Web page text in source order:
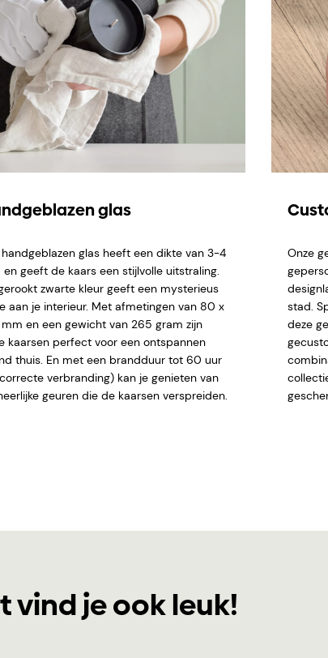
glas
glas heeft een dikte van 3-4
geeft de kaars een stijlvolle uitstraling.
zwarte kleur geeft een mysterieus
aan je interieur. Met afmetingen van 80 x
en een gewicht van 265 gram zijn
kaarsen perfect voor een ontspannen
thuis. En met een brandduur tot 60 uur
verbranding) kan je genieten van
geuren die de kaarsen verspreiden.
Onze
stad.
deze
vind je ook leuk!